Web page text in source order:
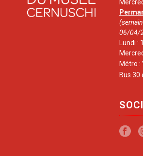
06/04/
Lundi :
Métro :
Bus 30